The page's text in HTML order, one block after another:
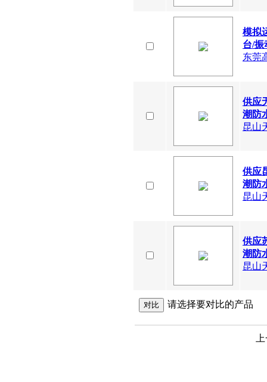
模拟
台/振
东莞
供应
潮防
昆山
供应
潮防
昆山
供应
潮防
昆山
请选择要对比的产品